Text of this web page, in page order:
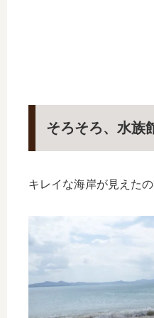
そろそろ、水族
キレイな海岸が見えたの